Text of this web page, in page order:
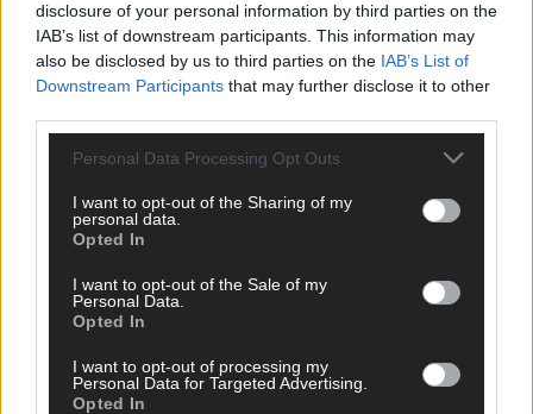
disclosure of your personal information by third parties on the
IAB’s list of downstream participants. This information may
also be disclosed by us to third parties on the IAB’s List of
Downstream Participants that may further disclose it to other
Personal Data Processing Opt Outs
I want to opt-out of the Sharing of my
personal data.
Opted In
I want to opt-out of the Sale of my
Personal Data.
Opted In
I want to opt-out of processing my
Personal Data for Targeted Advertising.
Opted In
DIREKT ZUM THEMA
Politik & Co